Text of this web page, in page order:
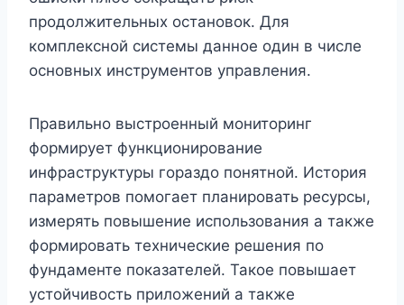
продолжительных остановок. Для
комплексной системы данное один в числе
основных инструментов управления.
Правильно выстроенный мониторинг
формирует функционирование
инфраструктуры гораздо понятной. История
параметров помогает планировать ресурсы,
измерять повышение использования а также
формировать технические решения по
фундаменте показателей. Такое повышает
устойчивость приложений а также